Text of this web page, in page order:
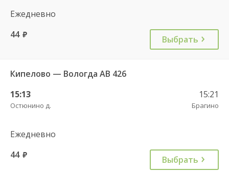
Ежедневно
44 руб. Выбрать
Кипелово — Вологда АВ 426
15:13
Остюнино д.
15:21
Брагино
Ежедневно
44 руб. Выбрать